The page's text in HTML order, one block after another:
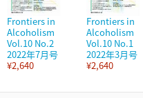
Frontiers in
Alcoholism
Vol.10 No.2
2022年7月号
¥2,640
Frontiers in
Alcoholism
Vol.10 No.1
2022年3月号
¥2,640